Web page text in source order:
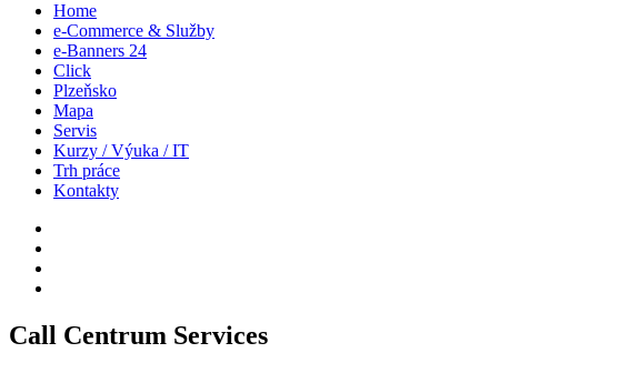
Home
e-Commerce & Služby
e-Banners 24
Click
Plzeňsko
Mapa
Servis
Kurzy / Výuka / IT
Trh práce
Kontakty
Call Centrum Services